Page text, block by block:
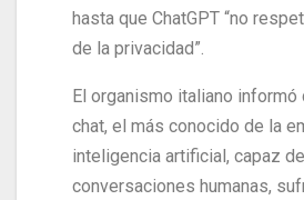
hasta que ChatGPT “no
de la privacidad”.
El organismo italiano informó
chat, el más conocido de la
inteligencia artificial, capaz
conversaciones humanas,